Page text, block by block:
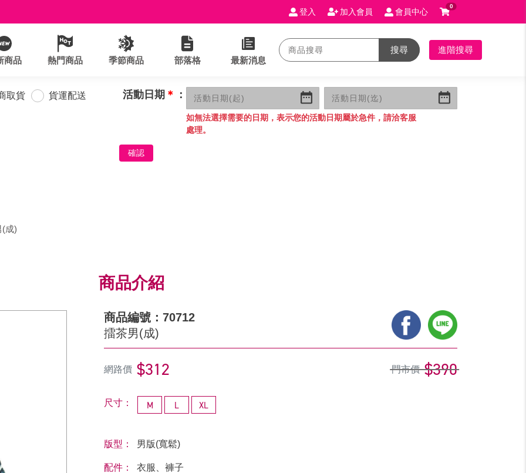
登入 加入會員 會員中心
0
商品 熱門商品 季節商品 部落格 最新消息
搜尋 進階搜尋
取貨 貨運配送 活動日期 ＊ ：
如無法選擇需要的日期，表示您的活動日期屬於急件，請洽客服
處理。
確認
(成)
商品介紹
商品編號：70712
擂茶男(成)
網路價 $312 門市價 $390
尺寸： M L XL
版型： 男版(寬鬆)
配件： 衣服、褲子